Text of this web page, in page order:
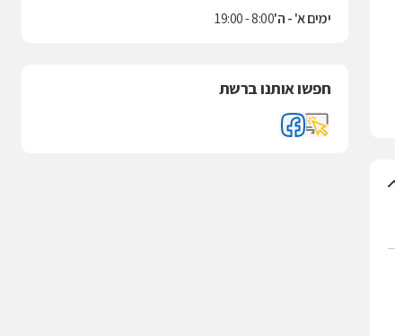
ימים א' - ה'8:00 - 19:00
חפשו אותנו ברשת